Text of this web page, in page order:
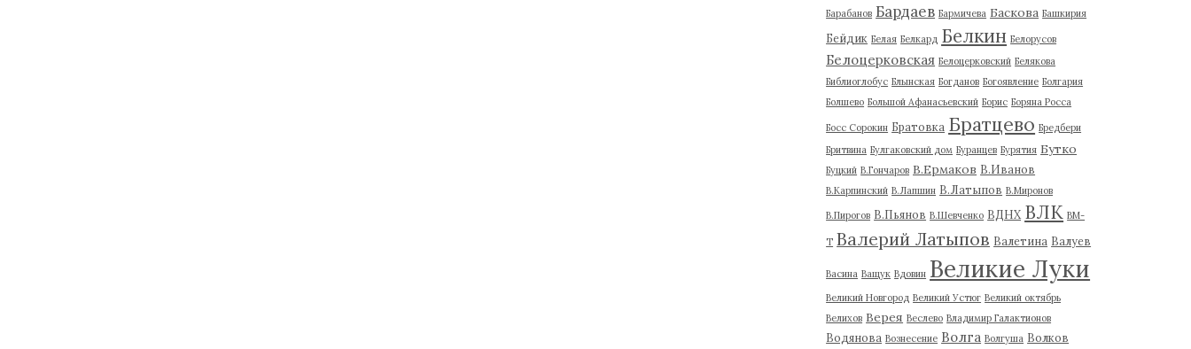
Барабанов Бардаев Бармичева Баскова Башкирия
Бейдик Белая Белкард Белкин Белорусов
Белоцерковская Белоцерковский Белякова
Библиоглобус Блынская Богданов Богоявление Болгария
Болшево Большой Афанасьевский Борис Боряна Росса
Босс Сорокин Братовка Братцево Бредбери
Бритвина Булгаковский дом Буранцев Бурятия Бутко
Буцкий В.Гончаров В.Ермаков В.Иванов
В.Карпинский В.Лапшин В.Латыпов В.Миронов
В.Пирогов В.Пьянов В.Шевченко ВДНХ ВЛК ВМ-
Т Валерий Латыпов Валетина Валуев
Васина Ващук Вдовин Великие Луки
Великий Новгород Великий Устюг Великий октябрь
Велихов Верея Веслево Владимир Галактионов
Водянова Вознесение Волга Волгуша Волков